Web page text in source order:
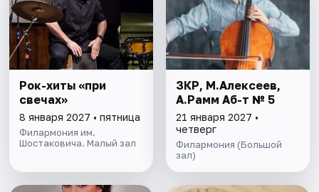
Рок-хиты «при
свечах»
8 января 2027 • пятница
Филармония им.
Шостаковича. Малый зал
ЗКР, М.Алексеев,
А.Рамм Аб-т № 5
21 января 2027 •
четверг
Филармония (Большой
зал)